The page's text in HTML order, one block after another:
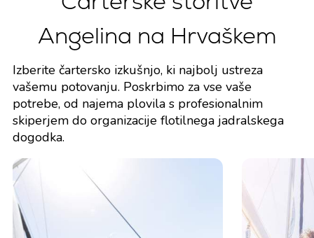
Angelina na Hrvaškem
Izberite čartersko izkušnjo, ki najbolj ustreza
vašemu potovanju. Poskrbimo za vse vaše
potrebe, od najema plovila s profesionalnim
skiperjem do organizacije flotilnega jadralskega
dogodka.